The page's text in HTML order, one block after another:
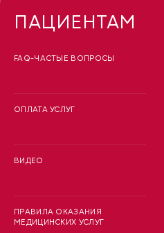
ПАЦИЕНТАМ
FAQ-ЧАСТЫЕ ВОПРОСЫ
ОПЛАТА УСЛУГ
ВИДЕО
ПРАВИЛА ОКАЗАНИЯ
МЕДИЦИНСКИХ УСЛУГ